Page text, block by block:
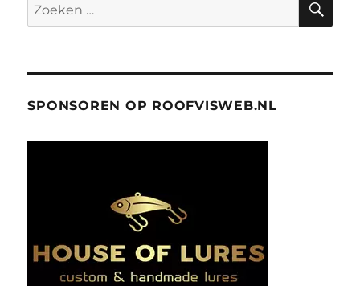
naar:
SPONSOREN OP ROOFVISWEB.NL